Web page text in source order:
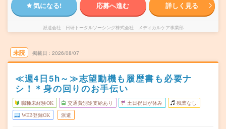
気になる! 応募へ進む 詳しく見る
派遣会社 日研トータルソーシング株式会社 メディカルケア事業部
未読 掲載日 2026/08/07
≪週4日5h～≫志望動機も履歴書も必要ナ
シ！＊身の回りのお手伝い
職種未経験OK 交通費別途支給あり 土日祝日が休み 残業なし
WEB登録OK 派遣